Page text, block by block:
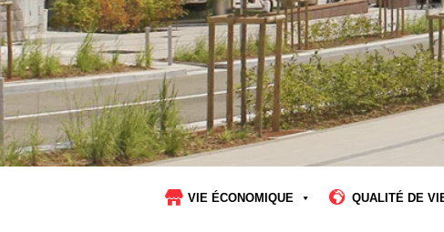
VIE ÉCONOMIQUE QUALITÉ DE